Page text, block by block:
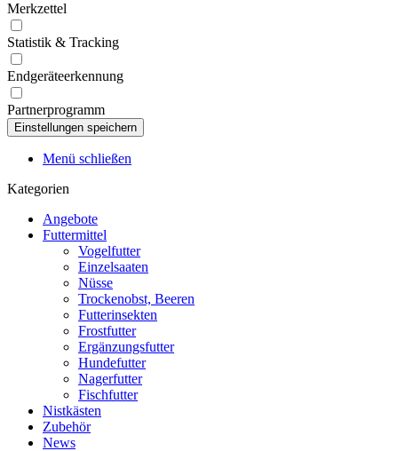
Merkzettel
Statistik & Tracking
Endgeräteerkennung
Partnerprogramm
Menü schließen
Kategorien
Angebote
Futtermittel
Vogelfutter
Einzelsaaten
Nüsse
Trockenobst, Beeren
Futterinsekten
Frostfutter
Ergänzungsfutter
Hundefutter
Nagerfutter
Fischfutter
Nistkästen
Zubehör
News